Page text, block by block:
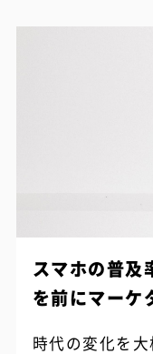
スマホの普及
を前にマーケ
時代の変化を